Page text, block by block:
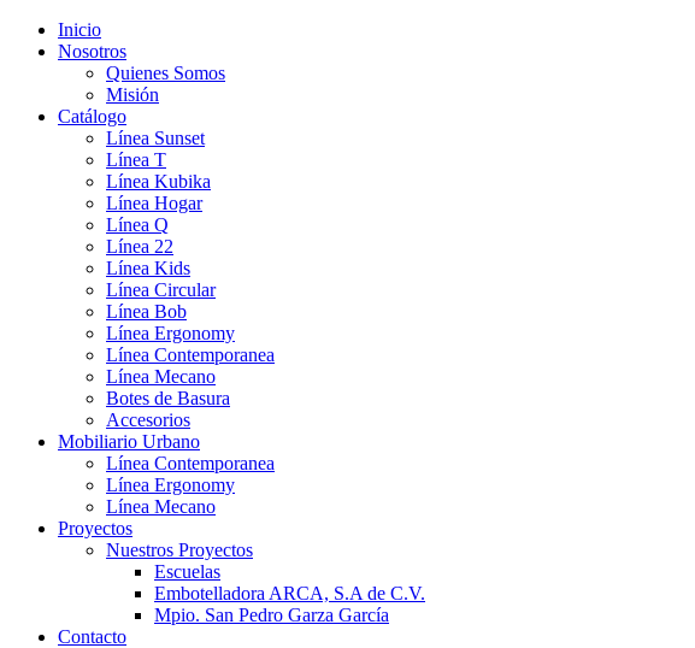
Inicio
Nosotros
Quienes Somos
Misión
Catálogo
Línea Sunset
Línea T
Línea Kubika
Línea Hogar
Línea Q
Línea 22
Línea Kids
Línea Circular
Línea Bob
Línea Ergonomy
Línea Contemporanea
Línea Mecano
Botes de Basura
Accesorios
Mobiliario Urbano
Línea Contemporanea
Línea Ergonomy
Línea Mecano
Proyectos
Nuestros Proyectos
Escuelas
Embotelladora ARCA, S.A de C.V.
Mpio. San Pedro Garza García
Contacto